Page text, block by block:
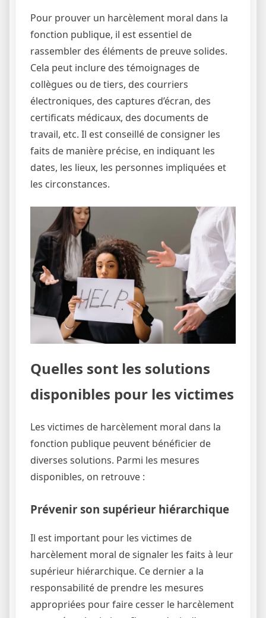
Pour prouver un harcèlement moral dans la
fonction publique, il est essentiel de
rassembler des éléments de preuve solides.
Cela peut inclure des témoignages de
collègues ou de tiers, des courriers
électroniques, des captures d’écran, des
certificats médicaux, des documents de
travail, etc. Il est conseillé de consigner les
faits de manière précise, en indiquant les
dates, les lieux, les personnes impliquées et
les circonstances.
Quelles sont les solutions
disponibles pour les victimes
Les victimes de harcèlement moral dans la
fonction publique peuvent bénéficier de
diverses solutions. Parmi les mesures
disponibles, on retrouve :
Prévenir son supérieur hiérarchique
Il est important pour les victimes de
harcèlement moral de signaler les faits à leur
supérieur hiérarchique. Ce dernier a la
responsabilité de prendre les mesures
appropriées pour faire cesser le harcèlement